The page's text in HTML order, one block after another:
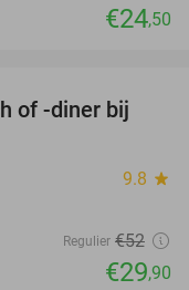
€24,50
43%
of -diner bij
9.8 star
Regulier €52
€29,90